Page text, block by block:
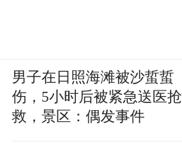
男子在日照海滩被沙蜇蜇
伤，5小时后被紧急送医抢
救，景区：偶发事件